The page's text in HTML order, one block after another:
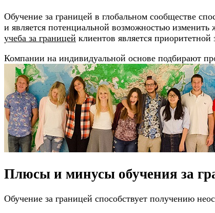
Обучение за границей в глобальном сообществе
и является потенциальной возможностью
учеба за границей клиентов является приоритетной
Компании на индивидуальной основе подбирают
Плюсы и минусы обучения за
Обучение за границей способствует получению